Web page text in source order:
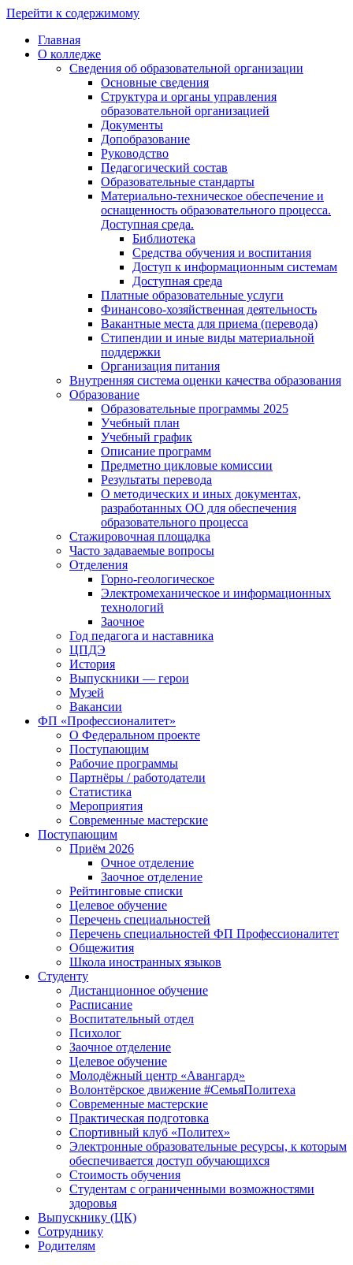
Перейти к содержимому
Главная
О колледже
Сведения об образовательной организации
Основные сведения
Структура и органы управления
образовательной организацией
Документы
Допобразование
Руководство
Педагогический состав
Образовательные стандарты
Материально-техническое обеспечение и
оснащенность образовательного процесса.
Доступная среда.
Библиотека
Средства обучения и воспитания
Доступ к информационным системам
Доступная среда
Платные образовательные услуги
Финансово-хозяйственная деятельность
Вакантные места для приема (перевода)
Стипендии и иные виды материальной
поддержки
Организация питания
Внутренняя система оценки качества образования
Образование
Образовательные программы 2025
Учебный план
Учебный график
Описание программ
Предметно цикловые комиссии
Результаты перевода
О методических и иных документах,
разработанных ОО для обеспечения
образовательного процесса
Стажировочная площадка
Часто задаваемые вопросы
Отделения
Горно-геологическое
Электромеханическое и информационных
технологий
Заочное
Год педагога и наставника
ЦПДЭ
История
Выпускники — герои
Музей
Вакансии
ФП «Профессионалитет»
О Федеральном проекте
Поступающим
Рабочие программы
Партнёры / работодатели
Статистика
Мероприятия
Современные мастерские
Поступающим
Приём 2026
Очное отделение
Заочное отделение
Рейтинговые списки
Целевое обучение
Перечень специальностей
Перечень специальностей ФП Профессионалитет
Общежития
Школа иностранных языков
Студенту
Дистанционное обучение
Расписание
Воспитательный отдел
Психолог
Заочное отделение
Целевое обучение
Молодёжный центр «Авангард»
Волонтёрское движение #СемьяПолитеха
Современные мастерские
Практическая подготовка
Спортивный клуб «Политех»
Электронные образовательные ресурсы, к которым
обеспечивается доступ обучающихся
Стоимость обучения
Студентам с ограниченными возможностями
здоровья
Выпускнику (ЦК)
Сотруднику
Родителям